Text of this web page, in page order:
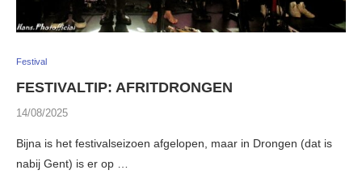
Festival
FESTIVALTIP: AFRITDRONGEN
14/08/2025
Bijna is het festivalseizoen afgelopen, maar in Drongen (dat is
nabij Gent) is er op …